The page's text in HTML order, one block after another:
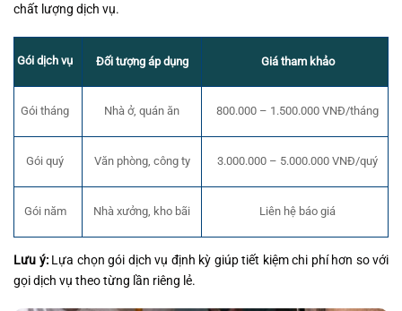
chất lượng dịch vụ.
Gói dịch vụ Đối tượng áp dụng Giá tham khảo
Gói tháng Nhà ở, quán ăn 800.000 – 1.500.000 VNĐ/tháng
Gói quý Văn phòng, công ty 3.000.000 – 5.000.000 VNĐ/quý
Gói năm Nhà xưởng, kho bãi Liên hệ báo giá
Lưu ý:Lựa chọn gói dịch vụ định kỳ giúp tiết kiệm chi phí hơn so với
gọi dịch vụ theo từng lần riêng lẻ.